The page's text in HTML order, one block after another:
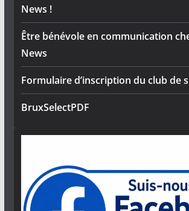
News !
Être bénévole en communication
News
Formulaire d’inscription du club de
BruxSelectPDF